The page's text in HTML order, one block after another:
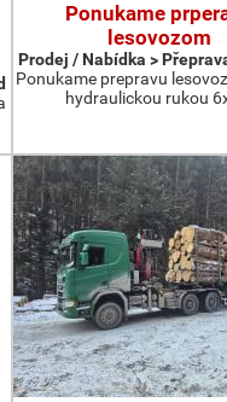
Ponukame
lesovozom
Prodej / Nabídka >
Ponukame prepravu
hydraulickou rukou